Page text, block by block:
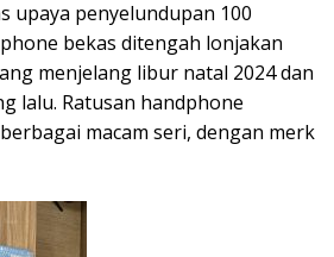
upaya penyelundupan 100
bekas ditengah lonjakan
menjelang libur natal 2024 dan
lalu. Ratusan handphone
macam seri, dengan merk